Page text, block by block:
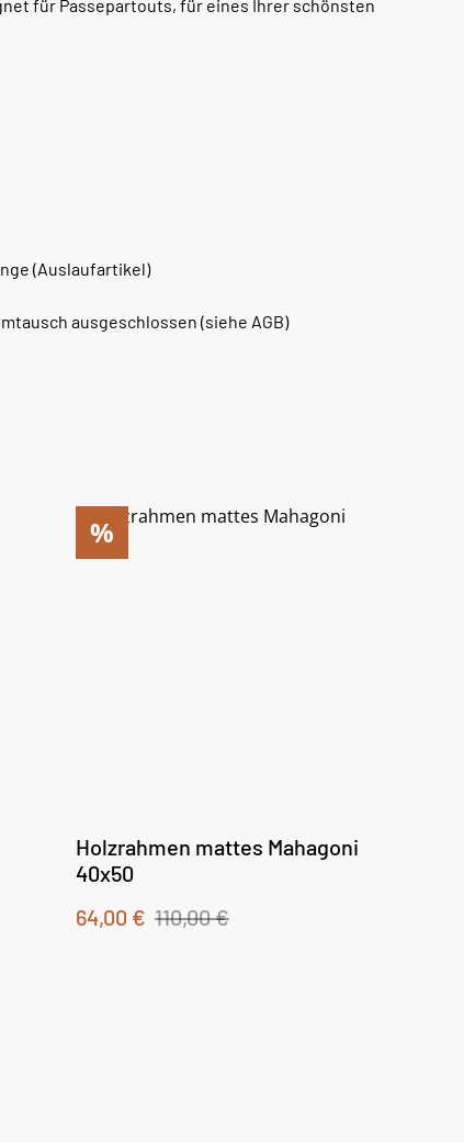
für Passepartouts, für eines Ihrer schönsten
(Auslaufartikel)
ausgeschlossen (siehe AGB)
%
Holzrahmen mattes Mahagoni
40x50
64,00 € 110,00 €